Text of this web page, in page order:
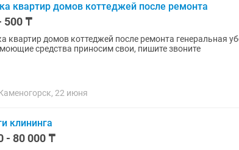
квартир домов коттеджей после ремонта
500 ₸
квартир домов коттеджей после ремонта генеральная
средства приносим свои, пишите звоните
22 июня
клининга
- 80 000 ₸